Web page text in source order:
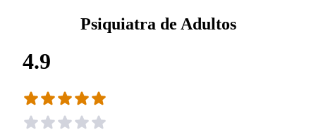
Psiquiatra de Adultos
4.9